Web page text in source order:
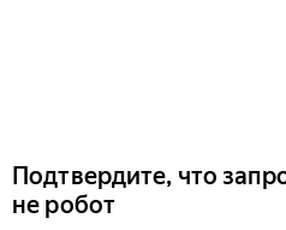
Подтвердите, что
не робот